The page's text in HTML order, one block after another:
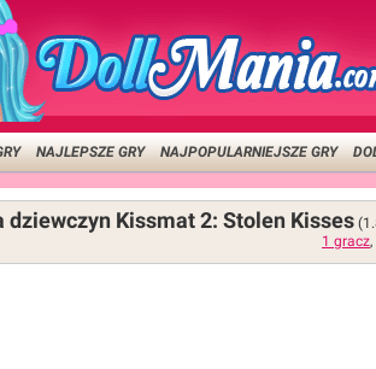
NAJLEPSZE GRY NAJPOPULARNIEJSZE GRY
dziewczyn Kissmat 2: Stolen Kisses
1 gracz,